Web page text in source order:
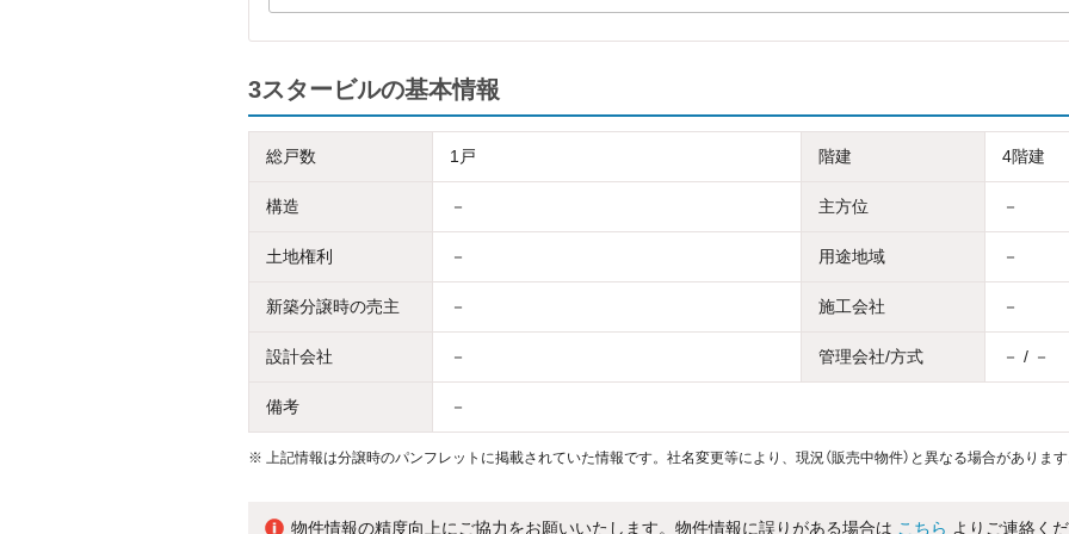
3スタービルの基本情報
総戸数 1戸 階建 4階建
構造 － 主方位 －
土地権利 － 用途地域 －
新築分譲時の売主 － 施工会社 －
設計会社 － 管理会社/方式 － / －
備考 －
※ 上記情報は分譲時のパンフレットに掲載されていた情報です。社名変更等により、現況（販売中物件）と異なる場合があります
物件情報の精度向上にご協力をお願いいたします。物件情報に誤りがある場合は こちら よりご連絡くだ